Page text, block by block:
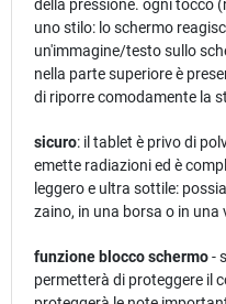
della pressione. ogni tocco
uno stilo: lo schermo
un'immagine/testo sullo
nella parte superiore è
di riporre comodamente la
sicuro: il tablet è privo di
emette radiazioni ed è
leggero e ultra sottile:
zaino, in una borsa o in una
funzione blocco schermo-
permetterà di proteggere il